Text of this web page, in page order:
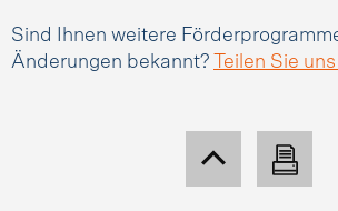
Sind Ihnen weitere
Änderungen bekannt?
Teilen Sie